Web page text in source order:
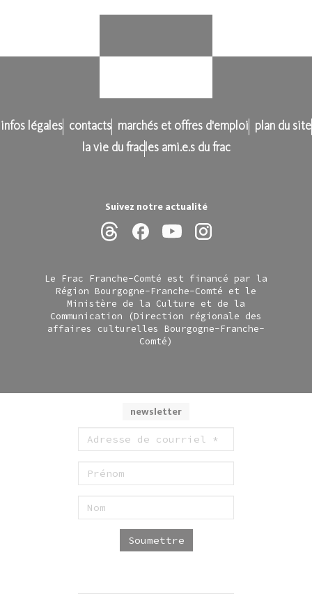
Suivez notre actualité
newsletter
Soumettre
infos légales contacts marchés et offres d'emploi
plan du site
la vie du frac les ami.e.s du frac
Le Frac Franche-Comté est financé par la
Région Bourgogne-Franche-Comté et le
Ministère de la Culture et de la
Communication (Direction régionale des
affaires culturelles Bourgogne-Franche-
Comté)